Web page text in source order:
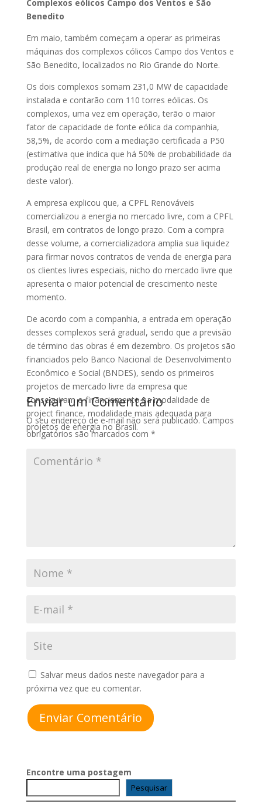
Complexos eólicos Campo dos Ventos e São
Benedito
Em maio, também começam a operar as primeiras
máquinas dos complexos cólicos Campo dos Ventos e
São Benedito, localizados no Rio Grande do Norte.
Os dois complexos somam 231,0 MW de capacidade
instalada e contarão com 110 torres eólicas. Os
complexos, uma vez em operação, terão o maior
fator de capacidade de fonte eólica da companhia,
58,5%, de acordo com a mediação certificada a P50
(estimativa que indica que há 50% de probabilidade da
produção real de energia no longo prazo ser acima
deste valor).
A empresa explicou que, a CPFL Renováveis
comercializou a energia no mercado livre, com a CPFL
Brasil, em contratos de longo prazo. Com a compra
desse volume, a comercializadora amplia sua liquidez
para firmar novos contratos de venda de energia para
os clientes livres especiais, nicho do mercado livre que
apresenta o maior potencial de crescimento neste
momento.
De acordo com a companhia, a entrada em operação
desses complexos será gradual, sendo que a previsão
de término das obras é em dezembro. Os projetos são
financiados pelo Banco Nacional de Desenvolvimento
Econômico e Social (BNDES), sendo os primeiros
projetos de mercado livre da empresa que
conseguiram o financiamento na modalidade de
project finance, modalidade mais adequada para
projetos de energia no Brasil.
Enviar um Comentário
O seu endereço de e-mail não será publicado. Campos
obrigatórios são marcados com *
Salvar meus dados neste navegador para a
próxima vez que eu comentar.
Enviar Comentário
Encontre uma postagem
Pesquisar